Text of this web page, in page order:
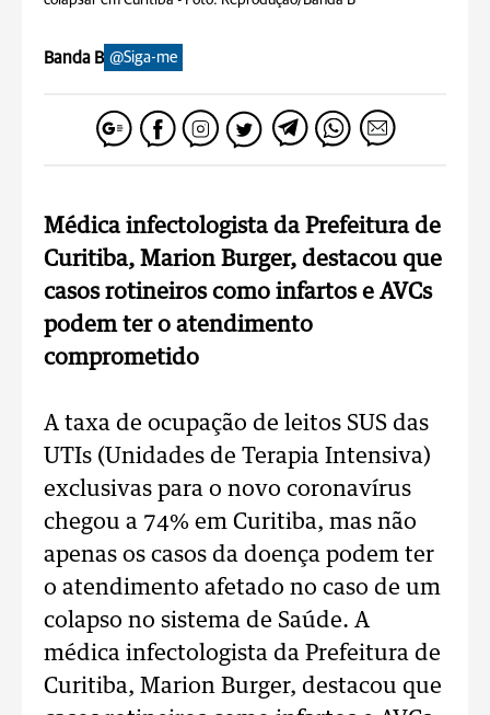
Banda B @Siga-me
Médica infectologista da Prefeitura de
Curitiba, Marion Burger, destacou que
casos rotineiros como infartos e AVCs
podem ter o atendimento
comprometido
A taxa de ocupação de leitos SUS das
UTIs (Unidades de Terapia Intensiva)
exclusivas para o novo coronavírus
chegou a 74% em Curitiba, mas não
apenas os casos da doença podem ter
o atendimento afetado no caso de um
colapso no sistema de Saúde. A
médica infectologista da Prefeitura de
Curitiba, Marion Burger, destacou que